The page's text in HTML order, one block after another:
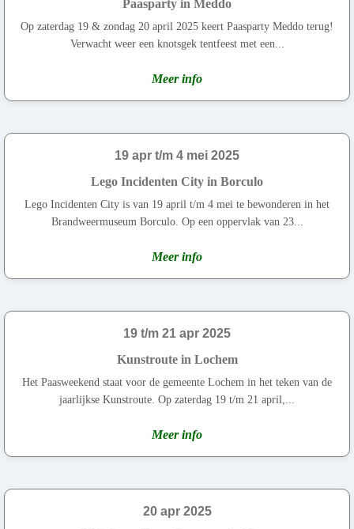
Paasparty in Meddo
Op zaterdag 19 & zondag 20 april 2025 keert Paasparty Meddo terug!
Verwacht weer een knotsgek tentfeest met een...
Meer info
19 apr t/m 4 mei 2025
Lego Incidenten City in Borculo
Lego Incidenten City is van 19 april t/m 4 mei te bewonderen in het
Brandweermuseum Borculo. Op een oppervlak van 23...
Meer info
19 t/m 21 apr 2025
Kunstroute in Lochem
Het Paasweekend staat voor de gemeente Lochem in het teken van de
jaarlijkse Kunstroute. Op zaterdag 19 t/m 21 april,...
Meer info
20 apr 2025